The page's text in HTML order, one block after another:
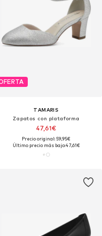
TAMARIS
Zapatos con plataforma
47,61€
Precio original: 59,95€
Último precio más bajo:47,61€